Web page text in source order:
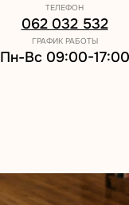
ТЕЛЕФОН
062 032 532
ГРАФИК РАБОТЫ
Пн-Вс 09:00-17:00